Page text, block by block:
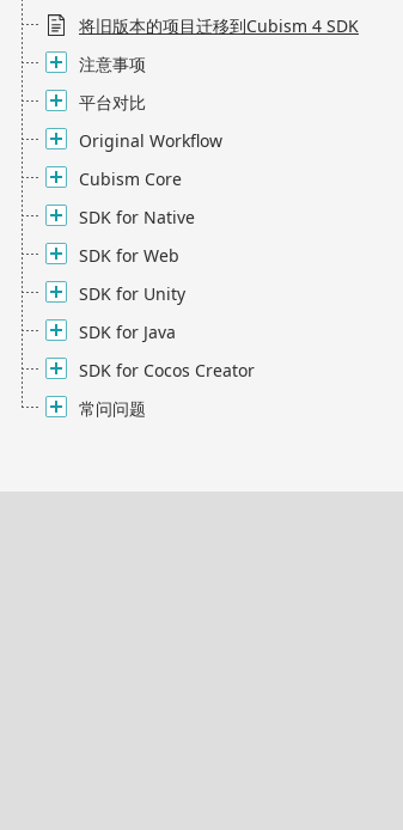
将旧版本的项目迁移到Cubism 4 SDK
注意事项
平台对比
Original Workflow
Cubism Core
SDK for Native
SDK for Web
SDK for Unity
SDK for Java
SDK for Cocos Creator
常问问题